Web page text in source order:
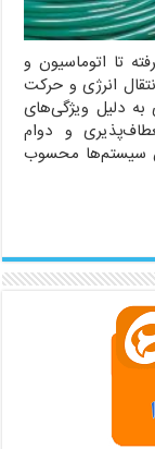
تا اتوماسیون و
انرژی و حرکت
به دلیل ویژگی‌های
و دوام
سیستم‌ها محسوب